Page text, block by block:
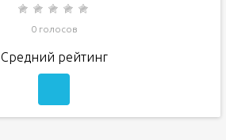
0 голосов
Средний рейтинг